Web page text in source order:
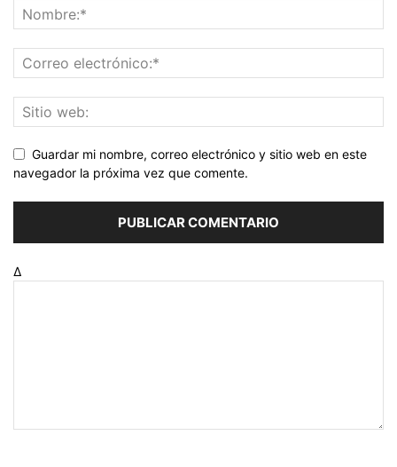
Guardar mi nombre, correo electrónico y sitio web en este
navegador la próxima vez que comente.
Δ